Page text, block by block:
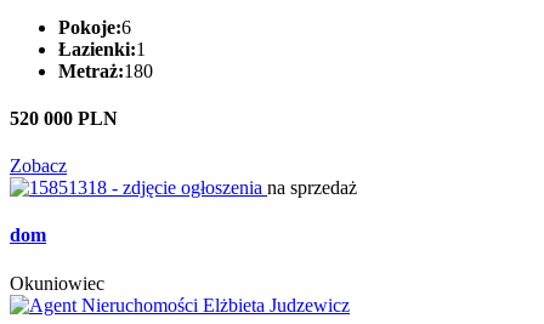
Pokoje:6
Łazienki:1
Metraż:180
520 000 PLN
Zobacz
na sprzedaż
dom
Okuniowiec